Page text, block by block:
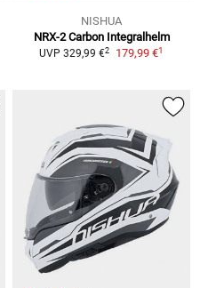
NISHUA
NRX-2 Carbon Integralhelm
UVP 329,99 €2 179,99 €1